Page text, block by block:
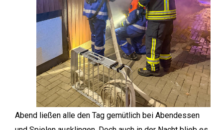
Abend ließen alle den Tag gemütlich bei Abendessen